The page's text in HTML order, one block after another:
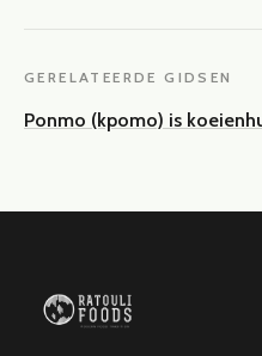
GERELATEERDE GIDSEN
Ponmo (kpomo) is